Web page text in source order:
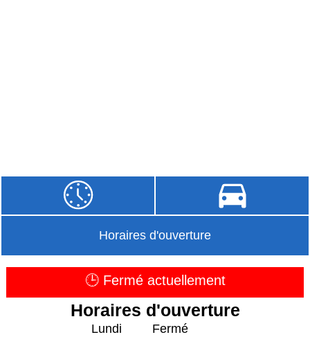
Horaires d'ouverture
🕒 Fermé actuellement
Horaires d'ouverture
Lundi
Fermé